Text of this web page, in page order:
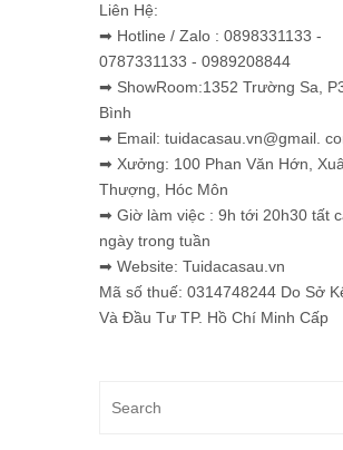
Liên Hệ:
➡ Hotline / Zalo : 0898331133 -
0787331133 - 0989208844
➡ ShowRoom:1352 Trường Sa,
Bình
➡ Email: tuidacasau.vn@gmail.
➡ Xưởng: 100 Phan Văn Hớn,
Thượng, Hóc Môn
➡ Giờ làm việc : 9h tới 20h30 tất
ngày trong tuần
➡ Website: Tuidacasau.vn
Mã số thuế: 0314748244 Do Sở
Và Đầu Tư TP. Hồ Chí Minh Cấp